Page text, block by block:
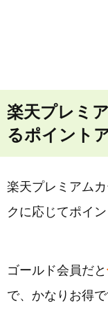
楽天プレミ
るポイント
楽天プレミアム
クに応じてポイ
ゴールド会員だと
で、かなりお得で